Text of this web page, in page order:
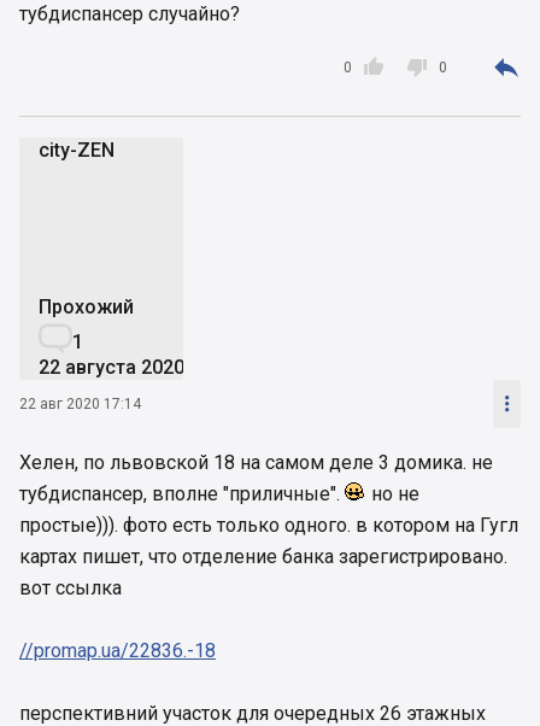
тубдиспансер случайно?

0  0 
city-ZEN
Прохожий
1
22 августа 2020
22 авг 2020 17:14 
Хелен, по львовской 18 на самом деле 3 домика. не
тубдиспансер, вполне "приличные".
но не
простые))). фото есть только одного. в котором на Гугл
картах пишет, что отделение банка зарегистрировано.
вот ссылка
//promap.ua/22836.-18
перспективний участок для очередных 26 этажных